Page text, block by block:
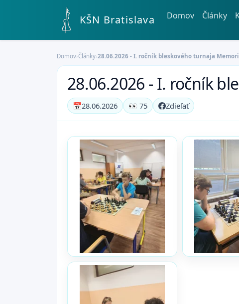
KŠN Bratislava Domov Články
Domov›Články›28.06.2026 - I. ročník bleskového turnaja
28.06.2026 - I. ročník
📅28.06.2026 👀 75 Zdieľať